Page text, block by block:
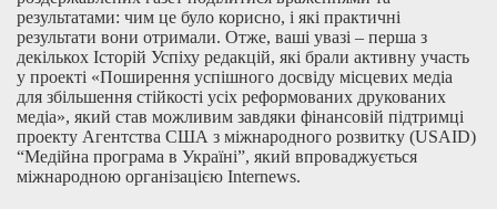
результатами: чим це було корисно, і які практичні
результати вони отримали. Отже, ваші увазі – перша з
декількох Історій Успіху редакцій, які брали активну участь
у проекті «Поширення успішного досвіду місцевих медіа
для збільшення стійкості усіх реформованих друкованих
медіа», який став можливим завдяки фінансовій підтримці
проекту Агентства США з міжнародного розвитку (USAID)
“Медійна програма в Україні”, який впроваджується
міжнародною організацією Internews.